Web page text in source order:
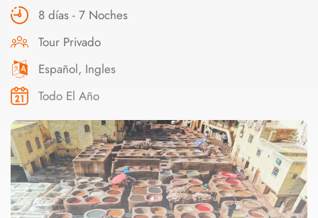
8 días - 7 Noches
Tour Privado
Español, Ingles
Todo El Año